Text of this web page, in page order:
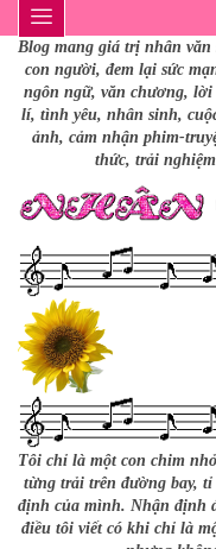
Blog mang giá trị nhân văn
con người, đem lại sức
ngôn ngữ, văn chương, lời
lí, tình yêu, nhân sinh,
ảnh, cảm nhận phim-
thức, trải
Tôi chỉ là một con chim
từng trải trên đường bay,
định của mình. Nhận định
điều tôi viết có khi chỉ là